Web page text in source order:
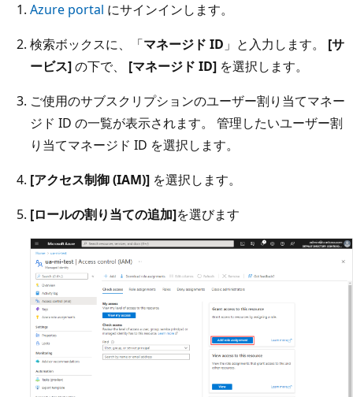
Azure portal にサインインします。
検索ボックスに、「マネージド ID 」と入力します。 [サ
ービス]の下で、 [マネージド ID] を選択します。
ご使用のサブスクリプションのユーザー割り当てマネー
ジド ID の一覧が表示されます。 管理したいユーザー割
り当てマネージド ID を選択します。
[アクセス制御 (IAM)] を選択します。
[ロールの割り当ての追加]を選びます